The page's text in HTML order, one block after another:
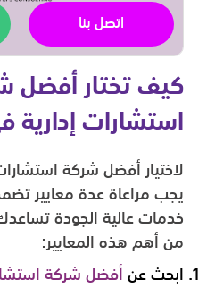
اتصل بنا
كيف تختار أفضل
استشارات إدارية
لاختيار أفضل شركة
يجب مراعاة عدة معايير
خدمات عالية الجودة
من أهم هذه المعايير:
ابحث عن أفضل شركة